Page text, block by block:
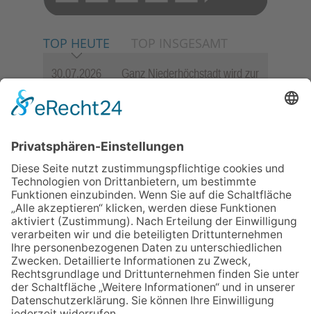
TOP HEUTE TOP INSGESAMT
30.07.2026
Ganz Niederhöchstadt wird zur
23.07.2026
Zwischen Fachwerk, Wein und
lädt wieder zum Weinfest ein
Stadiontour kommt nach
Frankfurt
06.08.2026
Jugendchor Hochtaunus
präsentiert sein neues
Programm „Changes“
06.08.2026
Hisamoto und Tölke begeistern
mit Werken von Walter
Wachsmuth